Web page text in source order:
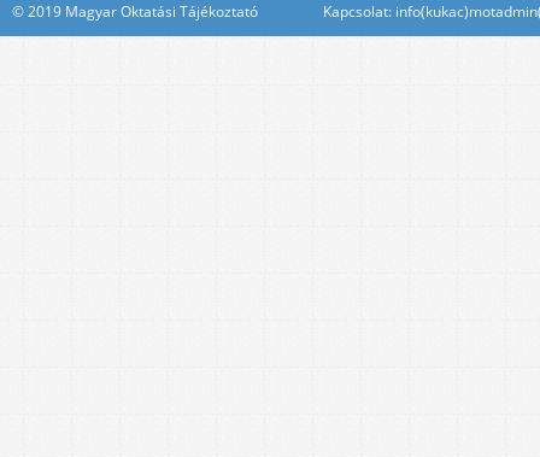
© 2019 Magyar Oktatási Tájékoztató Kapcsolat: